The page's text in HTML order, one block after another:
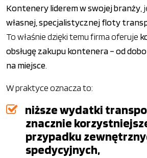
Kontenery liderem w swojej branży,
własnej, specjalistycznej floty
To właśnie dzięki temu firma oferuje
obsługę zakupu kontenera – od
na miejsce.
W praktyce oznacza to:
niższe wydatki
znacznie
przypadku
spedycyjnych,